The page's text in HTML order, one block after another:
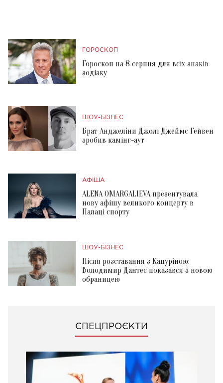
ГОРОСКОП
Гороскоп на 8 серпня для всіх знаків
зодіаку
ШОУ-БІЗНЕС
Брат Анджеліни Джолі Джеймс Гейвен
зробив камінг-аут
АФІША
ALENA OMARGALIEVA презентувала
нову афішу великого концерту в
Палаці спорту
ШОУ-БІЗНЕС
Після розставання з Кацуріною:
Володимир Дантес показався з новою
обраницею
СПЕЦПРОЄКТИ